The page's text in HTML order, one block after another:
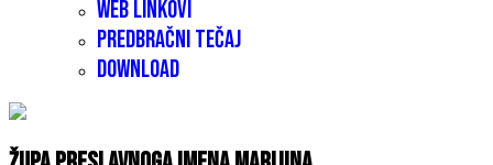
Web linkovi
Predbračni tečaj
Download